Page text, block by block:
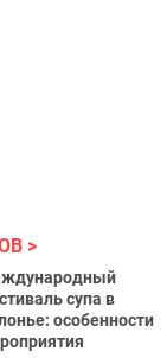
супа в
особенности